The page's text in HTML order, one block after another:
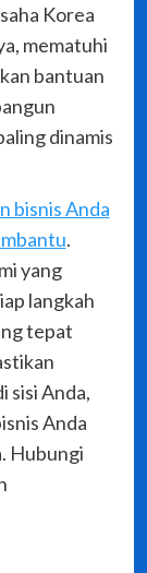
Korea
mematuhi
bantuan
dinamis
bisnis Anda
.
yang
langkah
tepat
sisi Anda,
Anda
Hubungi